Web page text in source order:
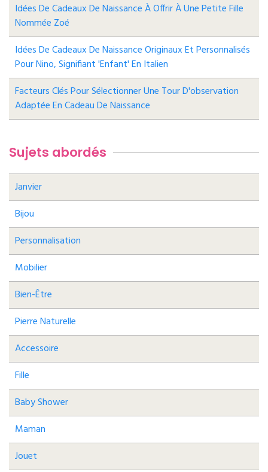
Idées De Cadeaux De Naissance À Offrir À Une Petite Fille
Nommée Zoé
Idées De Cadeaux De Naissance Originaux Et Personnalisés
Pour Nino, Signifiant 'enfant' En Italien
Facteurs Clés Pour Sélectionner Une Tour D'observation
Adaptée En Cadeau De Naissance
Sujets abordés
Janvier
Bijou
Personnalisation
Mobilier
Bien-Être
Pierre Naturelle
Accessoire
Fille
Baby Shower
Maman
Jouet